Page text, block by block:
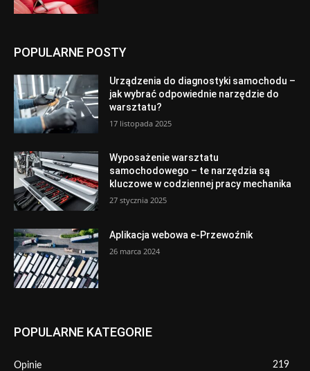
POPULARNE POSTY
Urządzenia do diagnostyki samochodu –
jak wybrać odpowiednie narzędzie do
warsztatu?
17 listopada 2025
Wyposażenie warsztatu
samochodowego – te narzędzia są
kluczowe w codziennej pracy mechanika
27 stycznia 2025
Aplikacja webowa e-Przewoźnik
26 marca 2024
POPULARNE KATEGORIE
Opinie 219